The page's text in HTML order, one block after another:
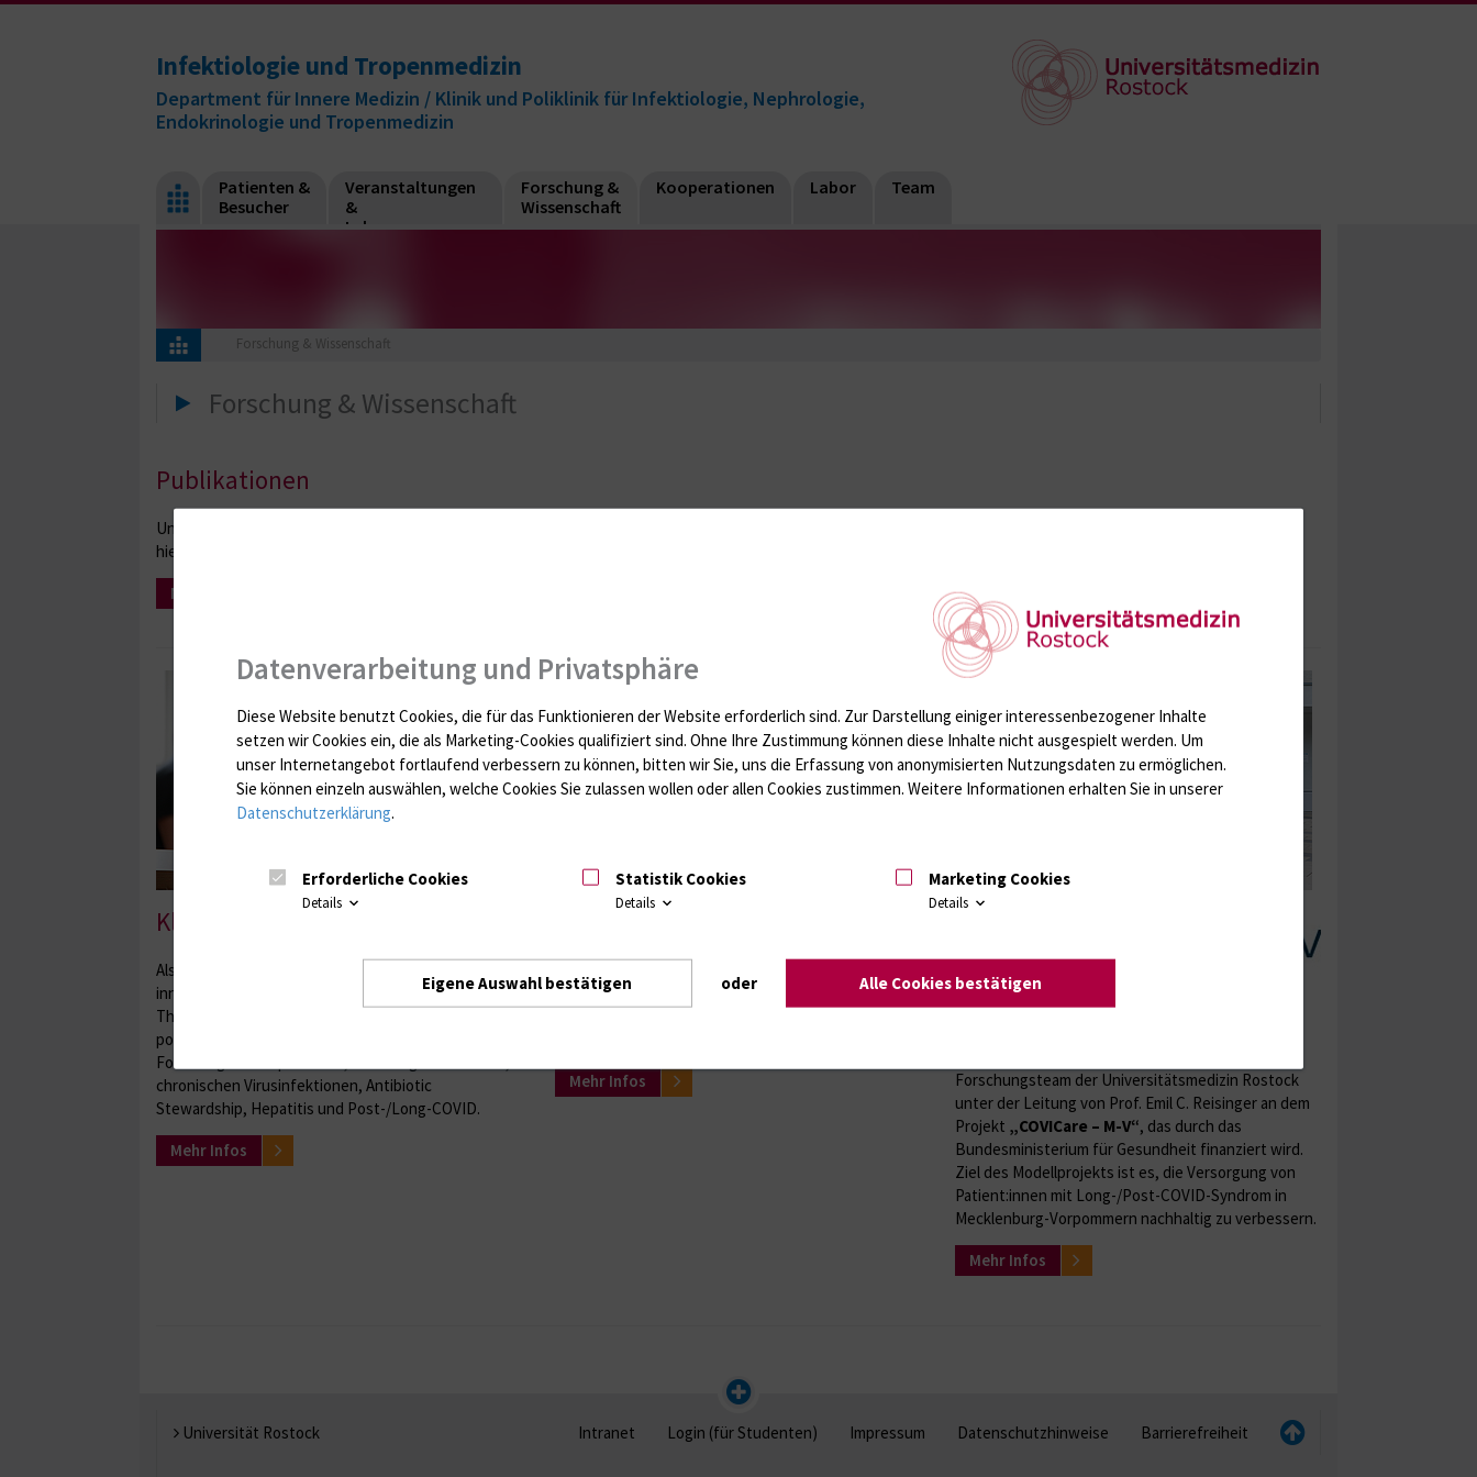
Infektiologie und Tropenmedizin
Department für Innere Medizin / Klinik und Poliklinik für Infektiologie, Nephrologie,
Endokrinologie und Tropenmedizin
Patienten &
Besucher
Veranstaltungen
&
Lehre
Forschung &
Wissenschaft
Kooperationen Labor Team
Forschung & Wissenschaft
Forschung & Wissenschaft
Publikationen
Unsere wissenschaftlichen Arbeiten erscheinen regelmäßig in nationalen und internationalen Fachzeitschriften. Einen Überblick über aktuelle Publikationen finden Sie
hier.
Mehr Infos
Klinische Forschung
Als Teil der Universitätsmedizin Rostock führen wir
innovative klinische Studien durch, um neue
Therapien für Infektionskrankheiten und
postinfektiöse Syndrome zu entwickeln. Unser
Fokus liegt auf Impfstoffen, Atemwegsinfektionen,
chronischen Virusinfektionen, Antibiotic
Stewardship, Hepatitis und Post-/Long-COVID.
Mehr Infos
der Arbeitsgruppe Experimentelle Infektiologie, von
Mehr Infos
COVICare - M-V
Forschungsteam der Universitätsmedizin Rostock
unter der Leitung von Prof. Emil C. Reisinger an dem
Projekt „COVICare – M-V“, das durch das
Bundesministerium für Gesundheit finanziert wird.
Ziel des Modellprojekts ist es, die Versorgung von
Patient:innen mit Long-/Post-COVID-Syndrom in
Mecklenburg-Vorpommern nachhaltig zu verbessern.
Mehr Infos
Universität Rostock Intranet Login (für Studenten) Impressum Datenschutzhinweise Barrierefreiheit
Datenverarbeitung und Privatsphäre
Diese Website benutzt Cookies, die für das Funktionieren der Website erforderlich sind. Zur Darstellung einiger interessenbezogener Inhalte
setzen wir Cookies ein, die als Marketing-Cookies qualifiziert sind. Ohne Ihre Zustimmung können diese Inhalte nicht ausgespielt werden. Um
unser Internetangebot fortlaufend verbessern zu können, bitten wir Sie, uns die Erfassung von anonymisierten Nutzungsdaten zu ermöglichen.
Sie können einzeln auswählen, welche Cookies Sie zulassen wollen oder allen Cookies zustimmen. Weitere Informationen erhalten Sie in unserer
Datenschutzerklärung.
Erforderliche Cookies
Details
Statistik Cookies
Details
Marketing Cookies
Details
Eigene Auswahl bestätigen oder Alle Cookies bestätigen